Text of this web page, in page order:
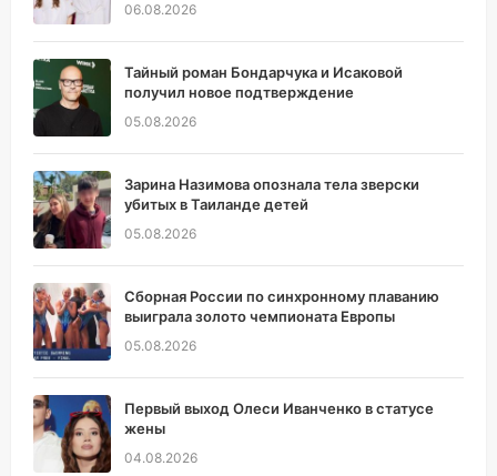
06.08.2026
Тайный роман Бондарчука и Исаковой
получил новое подтверждение
05.08.2026
Зарина Назимова опознала тела зверски
убитых в Таиланде детей
05.08.2026
Сборная России по синхронному плаванию
выиграла золото чемпионата Европы
05.08.2026
Первый выход Олеси Иванченко в статусе
жены
04.08.2026